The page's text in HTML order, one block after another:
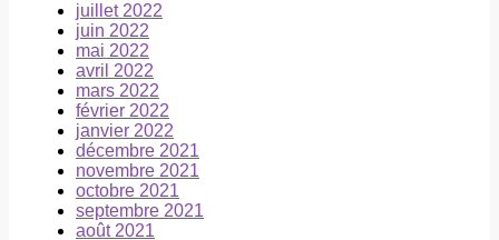
juillet 2022
juin 2022
mai 2022
avril 2022
mars 2022
février 2022
janvier 2022
décembre 2021
novembre 2021
octobre 2021
septembre 2021
août 2021